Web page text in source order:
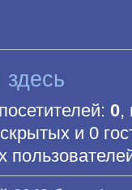
0,
и 0